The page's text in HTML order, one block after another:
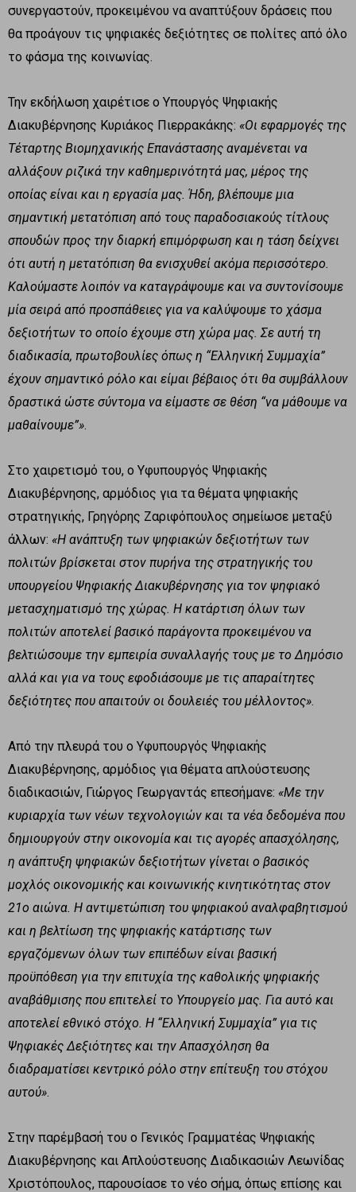
συνεργαστούν, προκειμένου να αναπτύξουν δράσεις που
θα προάγουν τις ψηφιακές δεξιότητες σε πολίτες από όλο
το φάσμα της κοινωνίας.
Την εκδήλωση χαιρέτισε ο Υπουργός Ψηφιακής
Διακυβέρνησης Κυριάκος Πιερρακάκης: «Οι εφαρμογές της
Τέταρτης Βιομηχανικής Επανάστασης αναμένεται να
αλλάξουν ριζικά την καθημερινότητά μας, μέρος της
οποίας είναι και η εργασία μας. Ήδη, βλέπουμε μια
σημαντική μετατόπιση από τους παραδοσιακούς τίτλους
σπουδών προς την διαρκή επιμόρφωση και η τάση δείχνει
ότι αυτή η μετατόπιση θα ενισχυθεί ακόμα περισσότερο.
Καλούμαστε λοιπόν να καταγράψουμε και να συντονίσουμε
μία σειρά από προσπάθειες για να καλύψουμε το χάσμα
δεξιοτήτων το οποίο έχουμε στη χώρα μας. Σε αυτή τη
διαδικασία, πρωτοβουλίες όπως η “Ελληνική Συμμαχία”
έχουν σημαντικό ρόλο και είμαι βέβαιος ότι θα συμβάλλουν
δραστικά ώστε σύντομα να είμαστε σε θέση “να μάθουμε να
μαθαίνουμε”».
Στο χαιρετισμό του, ο Υφυπουργός Ψηφιακής
Διακυβέρνησης, αρμόδιος για τα θέματα ψηφιακής
στρατηγικής, Γρηγόρης Ζαριφόπουλος σημείωσε μεταξύ
άλλων: «Η ανάπτυξη των ψηφιακών δεξιοτήτων των
πολιτών βρίσκεται στον πυρήνα της στρατηγικής του
υπουργείου Ψηφιακής Διακυβέρνησης για τον ψηφιακό
μετασχηματισμό της χώρας. Η κατάρτιση όλων των
πολιτών αποτελεί βασικό παράγοντα προκειμένου να
βελτιώσουμε την εμπειρία συναλλαγής τους με το Δημόσιο
αλλά και για να τους εφοδιάσουμε με τις απαραίτητες
δεξιότητες που απαιτούν οι δουλειές του μέλλοντος».
Από την πλευρά του ο Υφυπουργός Ψηφιακής
Διακυβέρνησης, αρμόδιος για θέματα απλούστευσης
διαδικασιών, Γιώργος Γεωργαντάς επεσήμανε: «Με την
κυριαρχία των νέων τεχνολογιών και τα νέα δεδομένα που
δημιουργούν στην οικονομία και τις αγορές απασχόλησης,
η ανάπτυξη ψηφιακών δεξιοτήτων γίνεται ο βασικός
μοχλός οικονομικής και κοινωνικής κινητικότητας στον
21ο αιώνα. Η αντιμετώπιση του ψηφιακού αναλφαβητισμού
και η βελτίωση της ψηφιακής κατάρτισης των
εργαζόμενων όλων των επιπέδων είναι βασική
προϋπόθεση για την επιτυχία της καθολικής ψηφιακής
αναβάθμισης που επιτελεί το Υπουργείο μας. Για αυτό και
αποτελεί εθνικό στόχο. Η “Ελληνική Συμμαχία” για τις
Ψηφιακές Δεξιότητες και την Απασχόληση θα
διαδραματίσει κεντρικό ρόλο στην επίτευξη του στόχου
αυτού».
Στην παρέμβασή του ο Γενικός Γραμματέας Ψηφιακής
Διακυβέρνησης και Απλούστευσης Διαδικασιών Λεωνίδας
Χριστόπουλος, παρουσίασε το νέο σήμα, όπως επίσης και